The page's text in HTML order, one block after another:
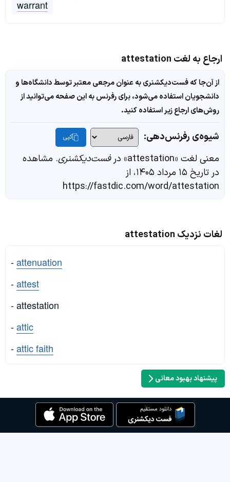
warrant
ارجاع به لغت attestation
از آن‌جا که فست‌دیکشنری به عنوان مرجعی معتبر توسط دانشگاه‌ها و
دانشجویان استفاده می‌شود، برای رفرنس به این صفحه می‌توانید از
روش‌های ارجاع زیر استفاده کنید.
شیوه‌ی رفرنس‌دهی: کپی
معنی لغت «attestation» در فست‌دیکشنری. مشاهده
در تاریخ ۱۵ مرداد ۱۴۰۵، از
https://fastdic.com/word/attestation
لغات نزدیک attestation
-attenuation
-attest
- attestation
-attic
-attic faith
پیشنهاد بهبود معانی